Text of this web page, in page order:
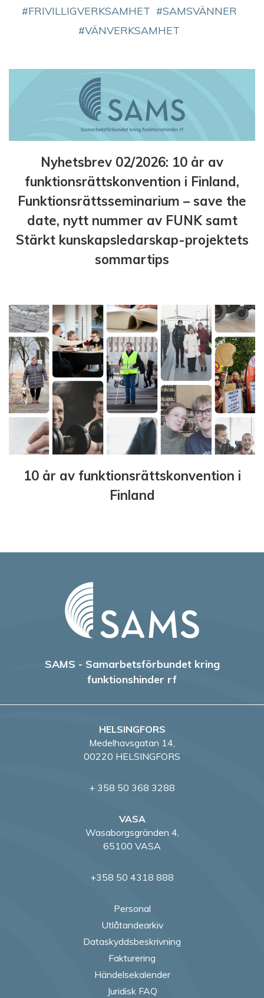
FRIVILLIGVERKSAMHET
SAMSVÄNNER
VÄNVERKSAMHET
Nyhetsbrev 02/2026: 10 år av
funktionsrättskonvention i Finland,
Funktionsrättsseminarium – save the
date, nytt nummer av FUNK samt
Stärkt kunskapsledarskap-projektets
sommartips
10 år av funktionsrättskonvention i
Finland
SAMS - Samarbetsförbundet kring
funktionshinder rf
HELSINGFORS
Medelhavsgatan 14,
00220 HELSINGFORS
+ 358 50 368 3288
VASA
Wasaborgsgränden 4,
65100 VASA
+358 50 4318 888
Personal
Utlåtandearkiv
Dataskyddsbeskrivning
Fakturering
Händelsekalender
Juridisk FAQ